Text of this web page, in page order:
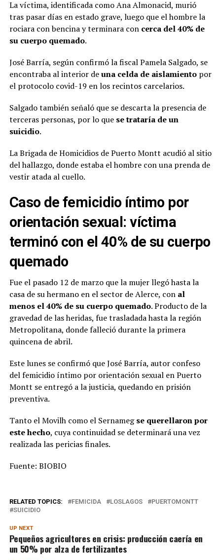
La víctima, identificada como Ana Almonacid, murió
tras pasar días en estado grave, luego que el hombre la
rociara con bencina y terminara con cerca del 40% de
su cuerpo quemado.
José Barría, según confirmó la fiscal Pamela Salgado, se
encontraba al interior deuna celda de aislamientopor
el protocolo covid-19 en los recintos carcelarios.
Salgado también señaló que se descarta la presencia de
terceras personas, por lo quese trataría de un
suicidio.
La Brigada de Homicidios de Puerto Montt acudió al sitio
del hallazgo, donde estaba el hombre con una prenda de
vestir atada al cuello.
Caso de femicidio íntimo por
orientación sexual: víctima
terminó con el 40% de su cuerpo
quemado
Fue el pasado 12 de marzo que la mujer llegó hasta la
casa de su hermano en el sector de Alerce, con al
menos el 40% de su cuerpo quemado. Producto de la
gravedad de las heridas, fue trasladada hasta la región
Metropolitana, donde falleció durante la primera
quincena de abril.
Este lunes se confirmó que José Barría, autor confeso
del femicidio íntimo por orientación sexual en Puerto
Montt se entregó a la justicia, quedando en prisión
preventiva.
Tanto el Movilh como el Sernamegse querellaron por
este hecho, cuya continuidad se determinará una vez
realizada las pericias finales.
Fuente: BIOBIO
RELATED TOPICS: FEMICIDA LOSLAGOS
PUERTOMONTT
SUICIDIO
UP NEXT
Pequeños agricultores en crisis: producción caería en
un 50% por alza de fertilizantes